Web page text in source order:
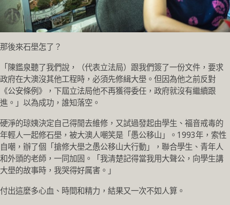
那後來石壆怎了？
「陳鑑泉聽了我們說，（代表立法局）跟我們簽了一份文件，要求
政府在大澳沒其他工程時，必須先修緝大壆。但因為他之前反對
《公安條例》，下屆立法局他不再獲得委任，政府就沒有繼續跟
進。」以為成功，誰知落空。
硬淨的琼姨決定自己得閒去維修，又試過發起由學生、福音戒毒的
年輕人一起修石壆，被大澳人嘲笑是「愚公移山」。1993年，索性
自嘲，辦了個「搶修大壆之愚公移山大行動」，聯合學生、青年人
和外頭的老師，一同加固。「我清楚記得當我用大聲公，向學生講
大壆的故事時，我哭得好厲害。」
付出這麼多心血、時間和精力，結果又一次不如人算。